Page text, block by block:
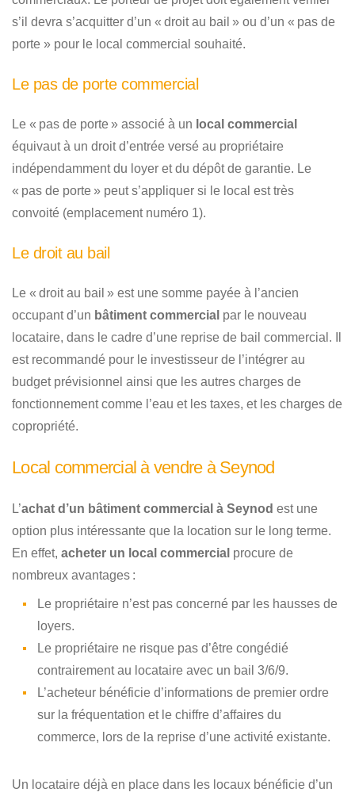
s’il devra s’acquitter d’un « droit au bail » ou d’un « pas de
porte » pour le local commercial souhaité.
Le pas de porte commercial
Le « pas de porte » associé à un local commercial
équivaut à un droit d’entrée versé au propriétaire
indépendamment du loyer et du dépôt de garantie. Le
« pas de porte » peut s’appliquer si le local est très
convoité (emplacement numéro 1).
Le droit au bail
Le « droit au bail » est une somme payée à l’ancien
occupant d’un bâtiment commercial par le nouveau
locataire, dans le cadre d’une reprise de bail commercial. Il
est recommandé pour le investisseur de l’intégrer au
budget prévisionnel ainsi que les autres charges de
fonctionnement comme l’eau et les taxes, et les charges de
copropriété.
Local commercial à vendre à Seynod
L’achat d’un bâtiment commercial à Seynod est une
option plus intéressante que la location sur le long terme.
En effet, acheter un local commercial procure de
nombreux avantages :
Le propriétaire n’est pas concerné par les hausses de
loyers.
Le propriétaire ne risque pas d’être congédié
contrairement au locataire avec un bail 3/6/9.
L’acheteur bénéficie d’informations de premier ordre
sur la fréquentation et le chiffre d’affaires du
commerce, lors de la reprise d’une activité existante.
Un locataire déjà en place dans les locaux bénéficie d’un